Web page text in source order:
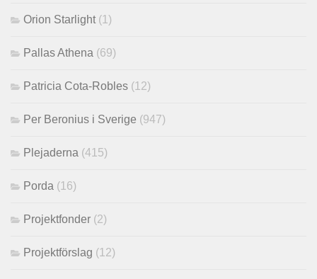
Orion Starlight (1)
Pallas Athena (69)
Patricia Cota-Robles (12)
Per Beronius i Sverige (947)
Plejaderna (415)
Porda (16)
Projektfonder (2)
Projektförslag (12)